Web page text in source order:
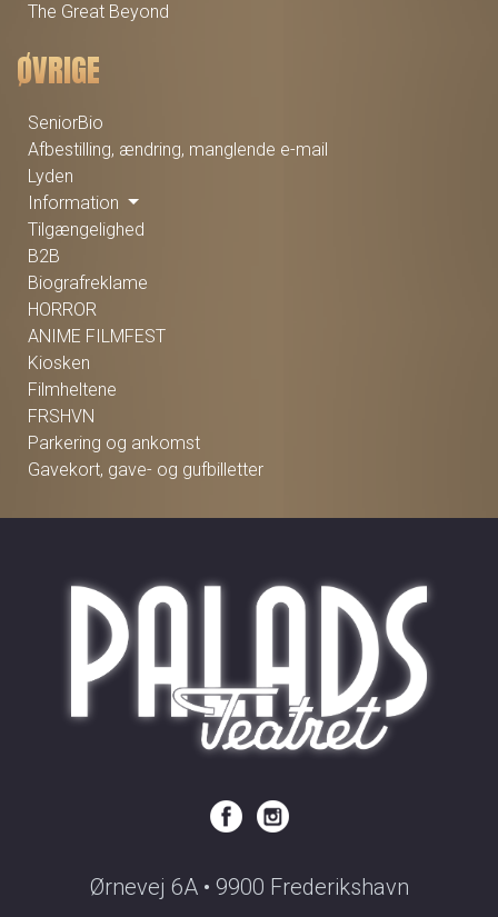
The Great Beyond
ØVRIGE
SeniorBio
Afbestilling, ændring, manglende e-mail
Lyden
Information
Tilgængelighed
B2B
Biografreklame
HORROR
ANIME FILMFEST
Kiosken
Filmheltene
FRSHVN
Parkering og ankomst
Gavekort, gave- og gufbilletter
Ørnevej 6A • 9900 Frederikshavn